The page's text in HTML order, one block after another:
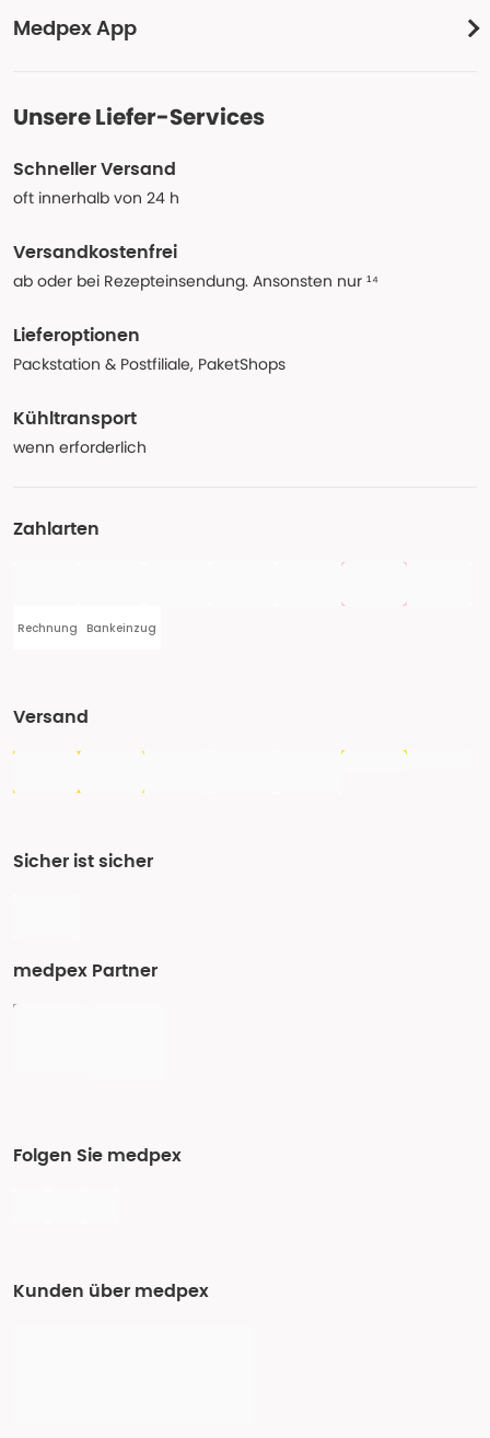
Medpex App
Unsere Liefer-Services
Schneller Versand
oft innerhalb von 24 h
Versandkostenfrei
ab oder bei Rezepteinsendung. Ansonsten nur ¹⁴
Lieferoptionen
Packstation & Postfiliale, PaketShops
Kühltransport
wenn erforderlich
Zahlarten
Rechnung Bankeinzug
Versand
Sicher ist sicher
medpex Partner
Folgen Sie medpex
Kunden über medpex